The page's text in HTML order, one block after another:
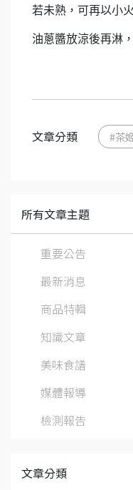
若未熟，可再以小
油蔥醬放涼後再淋
文章分類 #茶
所有文章主題
重要公告
最新消息
商品特輯
知識文章
美味食譜
媒體報導
檢測報告
文章分類